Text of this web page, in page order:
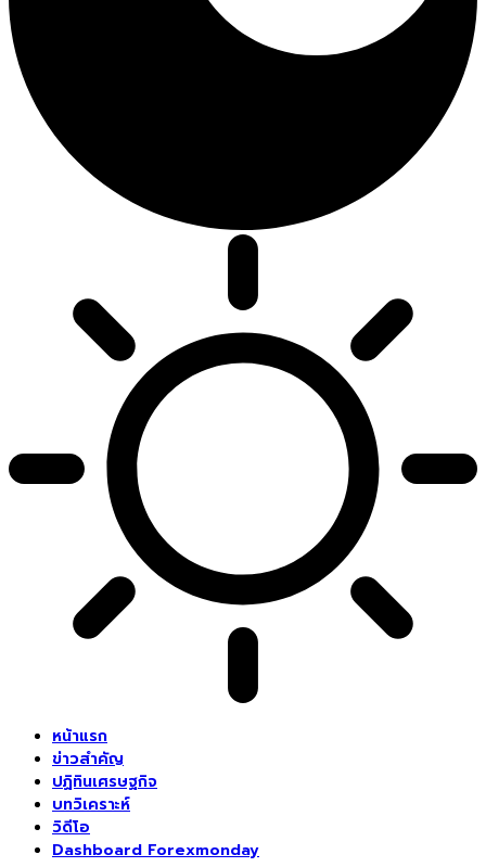
หน้าแรก
ข่าวสำคัญ
ปฏิทินเศรษฐกิจ
บทวิเคราะห์
วิดีโอ
Dashboard Forexmonday